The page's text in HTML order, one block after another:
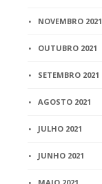
NOVEMBRO 2021
OUTUBRO 2021
SETEMBRO 2021
AGOSTO 2021
JULHO 2021
JUNHO 2021